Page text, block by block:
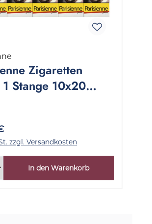
Zigaretten
1 Stange 10x20
zzgl. Versandkosten
In den Warenkorb